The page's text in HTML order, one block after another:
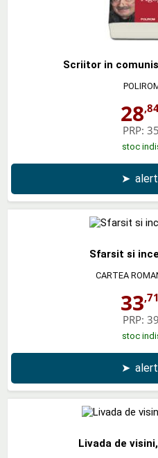
Scriitor in
28
PRP:
stoc
➤
Sfarsit si
CARTEA
33,71
PRP:
stoc
➤
Livada de